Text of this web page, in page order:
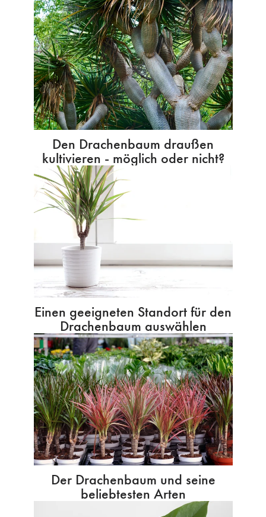
Den Drachenbaum draußen
kultivieren - möglich oder nicht?
Einen geeigneten Standort für den
Drachenbaum auswählen
Der Drachenbaum und seine
beliebtesten Arten